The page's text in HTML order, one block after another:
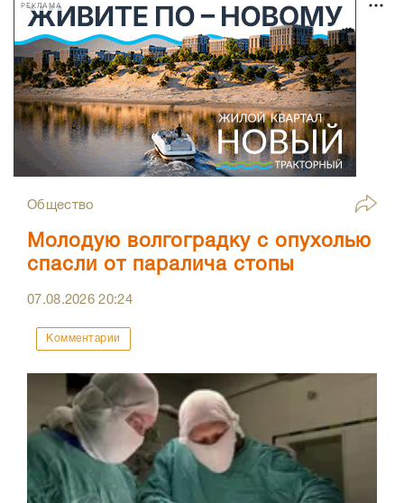
РЕКЛАМА
Общество
Молодую волгоградку с опухолью
спасли от паралича стопы
07.08.202620:24
Комментарии